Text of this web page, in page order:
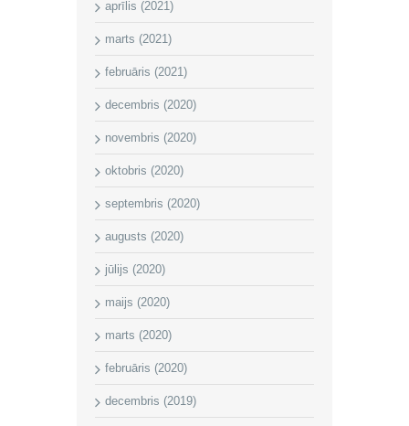
aprīlis (2021)
marts (2021)
februāris (2021)
decembris (2020)
novembris (2020)
oktobris (2020)
septembris (2020)
augusts (2020)
jūlijs (2020)
maijs (2020)
marts (2020)
februāris (2020)
decembris (2019)